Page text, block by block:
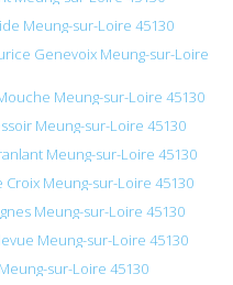
Meung-sur-Loire 45130
Genevoix Meung-sur-Loire
Meung-sur-Loire 45130
Meung-sur-Loire 45130
Meung-sur-Loire 45130
Meung-sur-Loire 45130
Meung-sur-Loire 45130
Meung-sur-Loire 45130
sur-Loire 45130